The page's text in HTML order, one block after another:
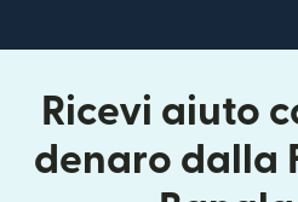
Ricevi aiuto
denaro dalla